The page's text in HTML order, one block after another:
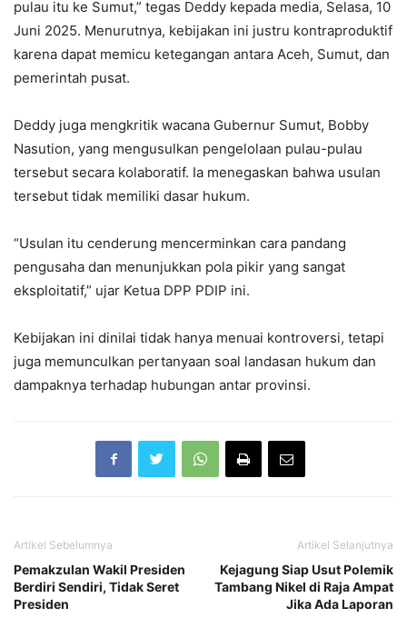
pulau itu ke Sumut,” tegas Deddy kepada media, Selasa, 10
Juni 2025. Menurutnya, kebijakan ini justru kontraproduktif
karena dapat memicu ketegangan antara Aceh, Sumut, dan
pemerintah pusat.
Deddy juga mengkritik wacana Gubernur Sumut, Bobby
Nasution, yang mengusulkan pengelolaan pulau-pulau
tersebut secara kolaboratif. Ia menegaskan bahwa usulan
tersebut tidak memiliki dasar hukum.
“Usulan itu cenderung mencerminkan cara pandang
pengusaha dan menunjukkan pola pikir yang sangat
eksploitatif,” ujar Ketua DPP PDIP ini.
Kebijakan ini dinilai tidak hanya menuai kontroversi, tetapi
juga memunculkan pertanyaan soal landasan hukum dan
dampaknya terhadap hubungan antar provinsi.
Artikel Sebelumnya
Pemakzulan Wakil Presiden
Berdiri Sendiri, Tidak Seret
Presiden
Artikel Selanjutnya
Kejagung Siap Usut Polemik
Tambang Nikel di Raja Ampat
Jika Ada Laporan